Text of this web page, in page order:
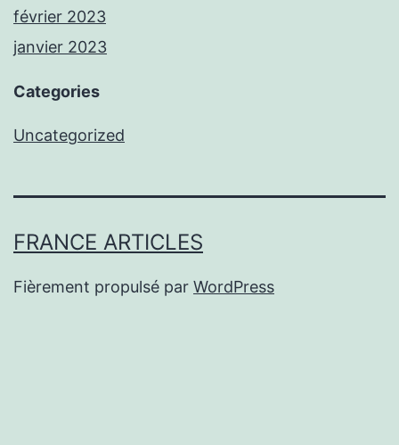
février 2023
janvier 2023
Categories
Uncategorized
FRANCE ARTICLES
Fièrement propulsé par WordPress